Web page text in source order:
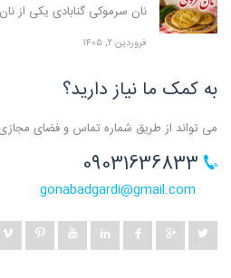
نان سرموکی گنابادی یکی از
فروردین ۲, ۱۴۰۵
به کمک ما نیاز دارید؟
می تواند از طریق شماره تماس و فضای مجازی
gonabadgardi@gmail.com